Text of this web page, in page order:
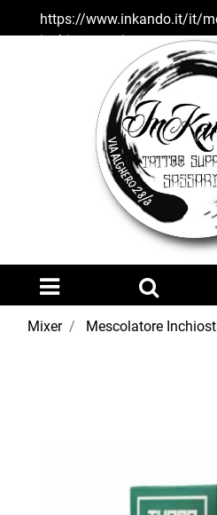
https://www.inkando.it/it/
inchiostro-unistar
Open menu
Mixer Mescolatore